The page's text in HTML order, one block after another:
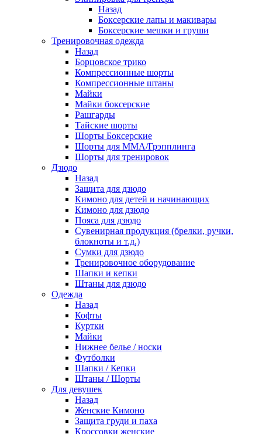
Назад
Боксерские лапы и макивары
Боксерские мешки и груши
Тренировочная одежда
Назад
Борцовское трико
Компрессионные шорты
Компрессионные штаны
Майки
Майки боксерские
Рашгарды
Тайские шорты
Шорты Боксерские
Шорты для ММА/Грэпплинга
Шорты для тренировок
Дзюдо
Назад
Защита для дзюдо
Кимоно для детей и начинающих
Кимоно для дзюдо
Пояса для дзюдо
Сувенирная продукция (брелки, ручки,
блокноты и т.д.)
Сумки для дзюдо
Тренировочное оборудование
Шапки и кепки
Штаны для дзюдо
Одежда
Назад
Кофты
Куртки
Майки
Нижнее белье / носки
Футболки
Шапки / Кепки
Штаны / Шорты
Для девушек
Назад
Женские Кимоно
Защита груди и паха
Кроссовки женские